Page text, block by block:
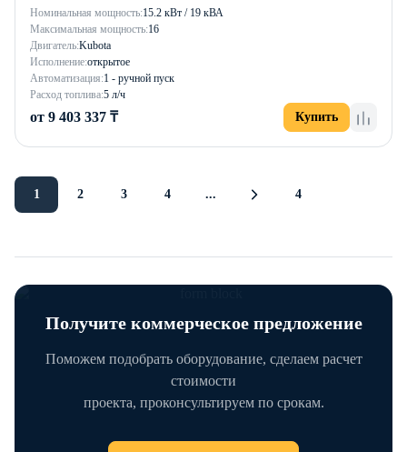
Номинальная мощность:15.2 кВт / 19 кВА
Максимальная мощность:16
Двигатель:Kubota
Исполнение:открытое
Автоматизация:1 - ручной пуск
Расход топлива:5 л/ч
от 9 403 337 ₸ Купить
1 2 3 4 ... 4
Получите коммерческое предложение
Поможем подобрать оборудование, сделаем расчет
стоимости
проекта, проконсультируем по срокам.